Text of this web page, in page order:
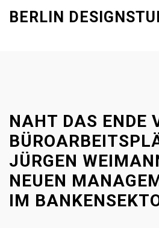
BERLIN
NAHT DAS ENDE
JÜRGEN
NEUEN
IM